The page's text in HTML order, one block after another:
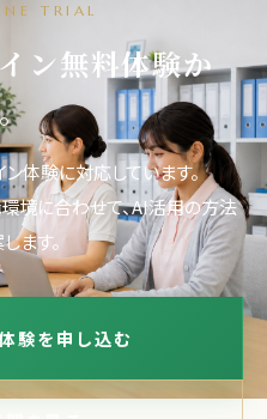
TRIAL
ン無料体験か
体験に対応しています。
境に合わせて、AI活用の方法
ます。
験を申し込む